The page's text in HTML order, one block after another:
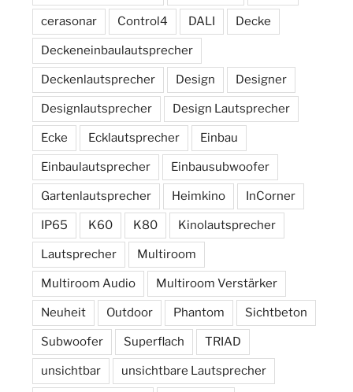
cerasonar Control4 DALI Decke
Deckeneinbaulautsprecher
Deckenlautsprecher Design Designer
Designlautsprecher Design Lautsprecher
Ecke Ecklautsprecher Einbau
Einbaulautsprecher Einbausubwoofer
Gartenlautsprecher Heimkino InCorner
IP65 K60 K80 Kinolautsprecher
Lautsprecher Multiroom
Multiroom Audio Multiroom Verstärker
Neuheit Outdoor Phantom Sichtbeton
Subwoofer Superflach TRIAD
unsichtbar unsichtbare Lautsprecher